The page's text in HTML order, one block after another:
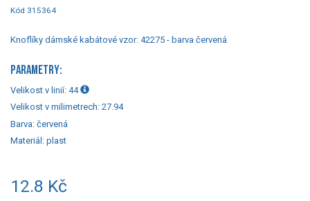
Kód 315364
Knoflíky dámské kabátové vzor: 42275 - barva červená
PARAMETRY:
Velikost v linií: 44
Velikost v milimetrech: 27.94
Barva: červená
Materiál: plast
12.8 Kč